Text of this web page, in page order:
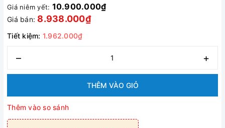
Giá niêm yết: 10.900.000₫
Giá bán: 8.938.000₫
Tiết kiệm: 1.962.000₫
– +
THÊM VÀO GIỎ
Thêm vào so sánh